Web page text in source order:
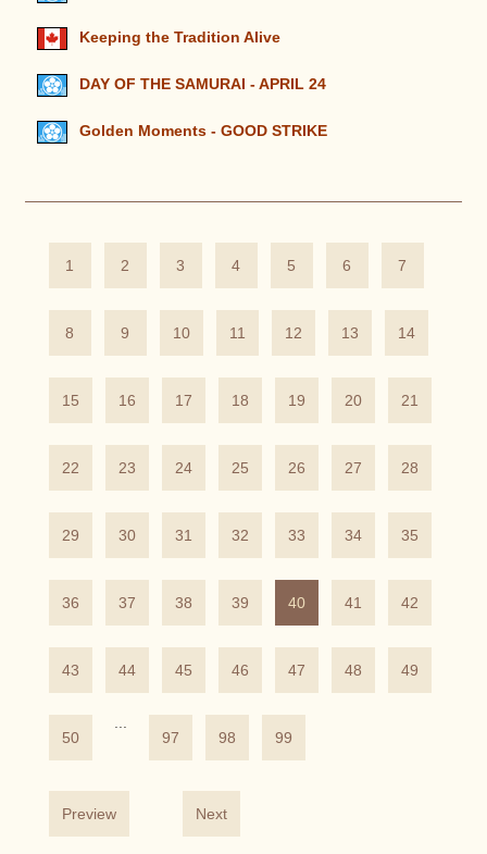
Keeping the Tradition Alive
DAY OF THE SAMURAI - APRIL 24
Golden Moments - GOOD STRIKE
1 2 3 4 5 6 7
8 9 10 11 12 13 14
15 16 17 18 19 20 21
22 23 24 25 26 27 28
29 30 31 32 33 34 35
36 37 38 39 40 41 42
43 44 45 46 47 48 49
50
97
98 99
Preview Next